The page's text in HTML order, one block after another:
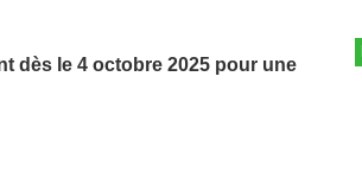
dès le 4 octobre 2025 pour une